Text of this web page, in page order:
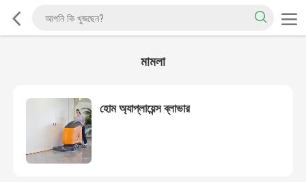
মামলা
হোম অ্যাপ্লায়েন্স ব্লাভার